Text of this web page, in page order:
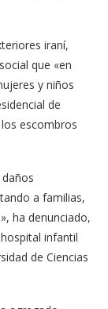
iraní,
que «en
y niños
de
escombros
daños
a familias,
ha denunciado,
infantil
de Ciencias